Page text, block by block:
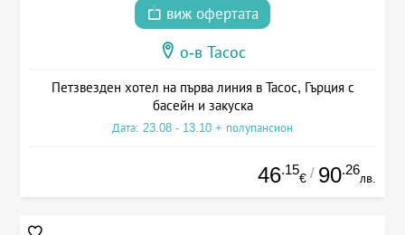
виж офертата
о-в Тасос
Петзвезден хотел на първа линия в Тасос, Гърция с
басейн и закуска
Дата: 23.08 - 13.10 + полупансион
46.15
€ / 90.26
лв.